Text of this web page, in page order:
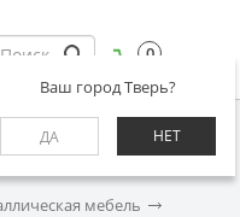
Ваш город Тверь?
ДА НЕТ
0
мебель